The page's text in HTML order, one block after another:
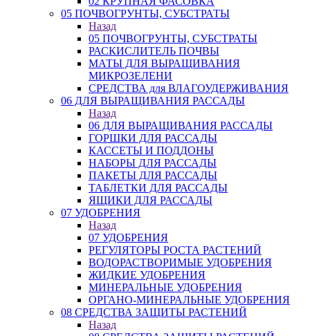
05 ПОЧВОГРУНТЫ, СУБСТРАТЫ
Назад
05 ПОЧВОГРУНТЫ, СУБСТРАТЫ
РАСКИСЛИТЕЛЬ ПОЧВЫ
МАТЫ ДЛЯ ВЫРАЩИВАНИЯ
МИКРОЗЕЛЕНИ
СРЕДСТВА для ВЛАГОУДЕРЖИВАНИЯ
06 ДЛЯ ВЫРАЩИВАНИЯ РАССАДЫ
Назад
06 ДЛЯ ВЫРАЩИВАНИЯ РАССАДЫ
ГОРШКИ ДЛЯ РАССАДЫ
КАССЕТЫ И ПОДДОНЫ
НАБОРЫ ДЛЯ РАССАДЫ
ПАКЕТЫ ДЛЯ РАССАДЫ
ТАБЛЕТКИ ДЛЯ РАССАДЫ
ЯЩИКИ ДЛЯ РАССАДЫ
07 УДОБРЕНИЯ
Назад
07 УДОБРЕНИЯ
РЕГУЛЯТОРЫ РОСТА РАСТЕНИЙ
ВОДОРАСТВОРИМЫЕ УДОБРЕНИЯ
ЖИДКИЕ УДОБРЕНИЯ
МИНЕРАЛЬНЫЕ УДОБРЕНИЯ
ОРГАНО-МИНЕРАЛЬНЫЕ УДОБРЕНИЯ
08 СРЕДСТВА ЗАЩИТЫ РАСТЕНИЙ
Назад